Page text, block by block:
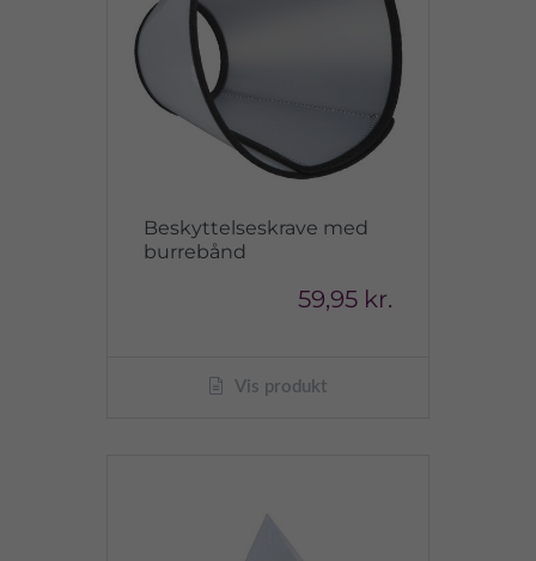
Beskyttelseskrave med
burrebånd
59,95 kr.
Vis produkt